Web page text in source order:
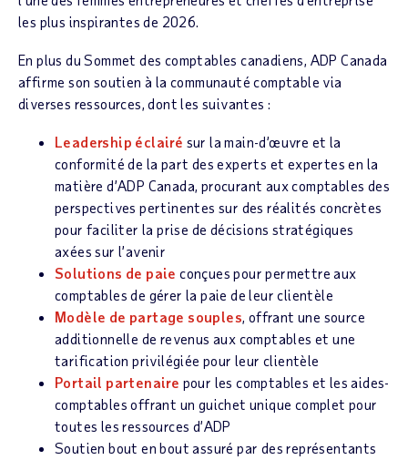
les plus inspirantes de 2026.
En plus du Sommet des comptables canadiens, ADP Canada
affirme son soutien à la communauté comptable via
diverses ressources, dont les suivantes :
Leadership éclairé sur la main-d’œuvre et la
conformité de la part des experts et expertes en la
matière d’ADP Canada, procurant aux comptables des
perspectives pertinentes sur des réalités concrètes
pour faciliter la prise de décisions stratégiques
axées sur l’avenir
Solutions de paie conçues pour permettre aux
comptables de gérer la paie de leur clientèle
Modèle de partage souples, offrant une source
additionnelle de revenus aux comptables et une
tarification privilégiée pour leur clientèle
Portail partenaire pour les comptables et les aides-
comptables offrant un guichet unique complet pour
toutes les ressources d’ADP
Soutien bout en bout assuré par des représentants